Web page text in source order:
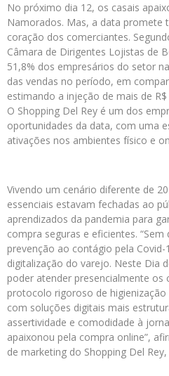
No próximo dia 12, os casais
Namorados. Mas, a data promete
coração dos comerciantes.
Câmara de Dirigentes Lojistas de
51,8% dos empresários do setor
das vendas no período, em
estimando a injeção de mais de
O Shopping Del Rey é um dos
oportunidades da data, com uma
ativações nos ambientes físico e
Vivendo um cenário diferente de
essenciais estavam fechadas ao
aprendizados da pandemia para
compra seguras e eficientes. “Sem
prevenção ao contágio pela
digitalização do varejo. Neste Dia
poder atender presencialmente os
protocolo rigoroso de
com soluções digitais mais
assertividade e comodidade à
apaixonou pela compra online”,
de marketing do Shopping Del Rey,